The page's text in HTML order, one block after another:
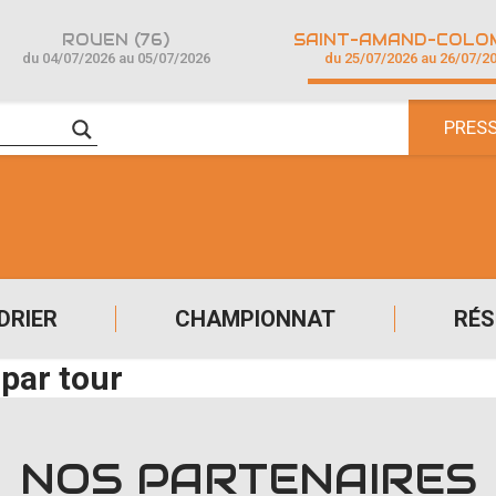
CHAMPIONNAT
ROUEN (76)
du 04/07/2026 au 05/07/2026 du 25/07/2026 au 26/07/
tour
NOS PARTENAIRES